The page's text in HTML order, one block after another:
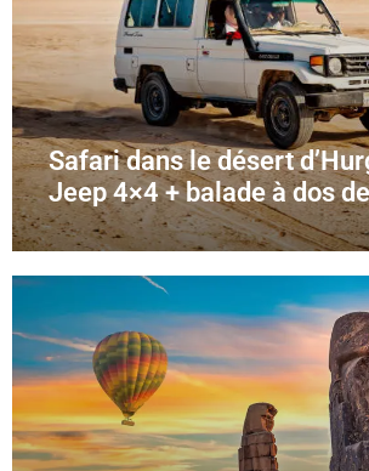
Safari dans le désert
Jeep 4×4 + balade à dos